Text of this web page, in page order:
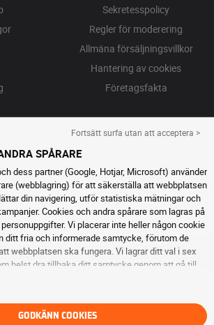
Sekretesspolicy
Regler för moderering
Allmäna försäljningsvillkor
Hantering av cookies
Företagsfakta
Fortsätt surfa utan att acceptera >
SPÅRARE
dess partner (Google, Hotjar, Microsoft) använder
(webblagring) för att säkerställa att webbplatsen
din navigering, utför statistiska mätningar och
Cookies och andra spårare som lagras på
Vi placerar inte heller någon cookie
ditt fria och informerade samtycke, förutom de
webbplatsen ska fungera. Vi lagrar ditt val i sex
helst dra tillbaka ditt samtycke genom att gå till
spårare. Vägran hindrar inte tillgång till
ytterligare information hänvisar vi tillsidan för
GODKÄNN COOKIES